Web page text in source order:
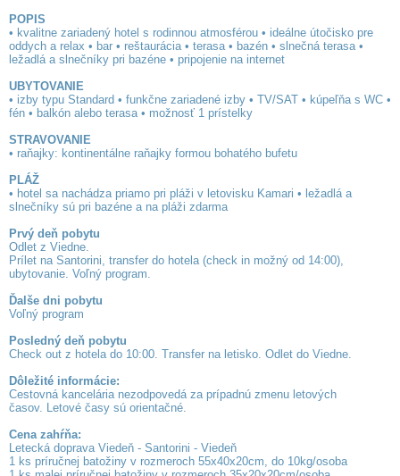
POPIS
• kvalitne zariadený hotel s rodinnou atmosférou • ideálne útočisko pre
oddych a relax • bar • reštaurácia • terasa • bazén • slnečná terasa •
ležadlá a slnečníky pri bazéne • pripojenie na internet
UBYTOVANIE
• izby typu Standard • funkčne zariadené izby • TV/SAT • kúpeľňa s WC •
fén • balkón alebo terasa • možnosť 1 prístelky
STRAVOVANIE
• raňajky: kontinentálne raňajky formou bohatého bufetu
PLÁŽ
• hotel sa nachádza priamo pri pláži v letovisku Kamari • ležadlá a
slnečníky sú pri bazéne a na pláži zdarma
Prvý deň pobytu
Odlet z Viedne.
Prílet na Santorini, transfer do hotela (check in možný od 14:00),
ubytovanie. Voľný program.
Ďalše dni pobytu
Voľný program
Posledný deň pobytu
Check out z hotela do 10:00. Transfer na letisko. Odlet do Viedne.
Dôležité informácie:
Cestovná kancelária nezodpovedá za prípadnú zmenu letových
časov. Letové časy sú orientačné.
Cena zahŕňa:
Letecká doprava Viedeň - Santorini - Viedeň
1 ks príručnej batožiny v rozmeroch 55x40x20cm, do 10kg/osoba